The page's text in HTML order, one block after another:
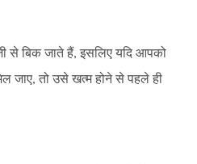
से बिक जाते हैं, इसलिए यदि आपको
जाए, तो उसे खत्म होने से पहले ही